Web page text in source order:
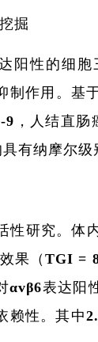
掘
阳性的细
制作用。基
，人结直肠
有纳摩尔级
性研究。体
果（TGI =
表达阳
赖性。其中